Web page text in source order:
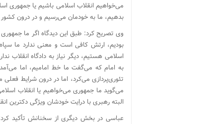
می‌خواهیم انقلاب اسلامی باشیم یا جمهوری
بدهیم، ما به خودمان می‌رسیم و در درون
وی تصریح کرد: طبق این دیدگاه اگر ما
بودیم، ارتش کافی است و معنی ندارد ما
اسلامی هستیم، دیگر نیاز به دادگاه انقلاب
به امام که می‌گفت ما خط امامیم، اما
می‌گوید ما جمهوری می‌خواهیم یا انقلاب
البته رهبری با درایت خودشان ویژگی دکترین
عباسی در بخش دیگری از سخنانش تأکید کرد: